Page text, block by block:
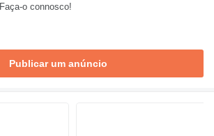
Faça-o connosco!
Publicar um anúncio